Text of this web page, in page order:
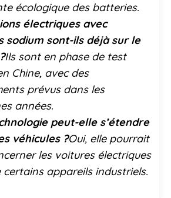
écologique des batteries.
électriques avec
sodium sont-ils déjà sur le
Ils sont en phase de test
Chine, avec des
prévus dans les
années.
peut-elle s’étendre
véhicules ?Oui, elle pourrait
les voitures électriques
certains appareils industriels.